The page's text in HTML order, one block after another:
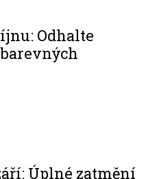
Odhalte
Úplné zatmění